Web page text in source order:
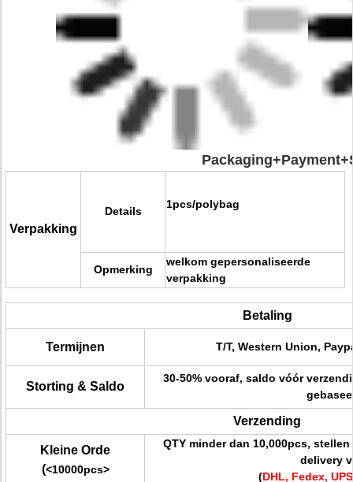
Verpakking
Details
1pcs/polybag
Opmerking
welkom gepersonaliseerde
verpakking
Betaling
Termijnen T/T, Western Union,
Storting & Saldo
30-50% vooraf, saldo vóór
Verzending
Kleine Orde
(<10000pcs>
QTY minder dan 10,000pcs,
delivery
(DHL, Fedex,